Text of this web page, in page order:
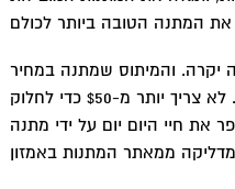
יקרה. והמיתוס שמתנה במחיר
גבוה יותר היא מתנה טובה יותר. לא צריך יותר מ-$50 כדי לחלוק
את חיי היום יום על ידי מתנה